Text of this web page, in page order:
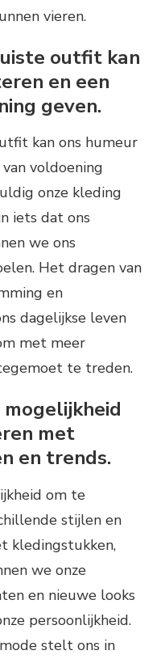
vieren.
outfit kan
en een
geven.
kan ons humeur
voldoening
onze kleding
iets dat ons
we ons
Het dragen van
en
dagelijkse leven
met meer
te treden.
met
en trends.
om te
stijlen en
kledingstukken,
we onze
en nieuwe looks
persoonlijkheid.
stelt ons in